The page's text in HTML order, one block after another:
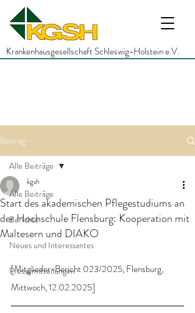
Krankenhausgesellschaft Schleswig-Holstein e.V.
Beitrag
Alle Beiträge
Berichte
Neues und Interessantes
Pressemitteilungen
Alle Beiträge
Start des akademischen Pflegestudiums an
der Hochschule Flensburg: Kooperation mit
Maltesern und DIAKO
kgsh
[Mitglieder-Bericht 023/2025, Flensburg,
Mittwoch, 12.02.2025]